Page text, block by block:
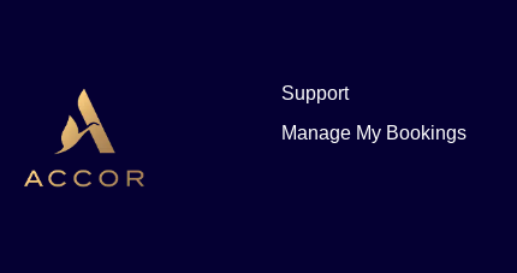
Support
Manage My Bookings